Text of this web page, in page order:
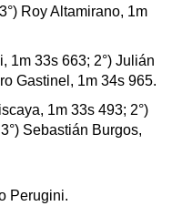
Roy Altamirano, 1m
1m 33s 663; 2°) Julián
Gastinel, 1m 34s 965.
1m 33s 493; 2°)
Sebastián Burgos,
Perugini.